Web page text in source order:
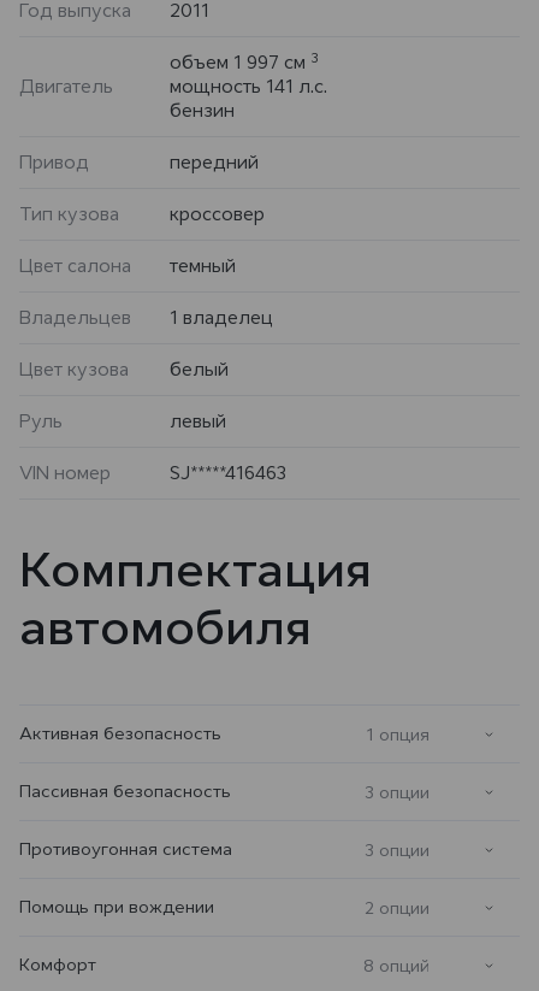
Год выпуска 2011
Двигатель
объем 1 997 см 3
мощность 141 л.с.
бензин
Привод передний
Тип кузова кроссовер
Цвет салона темный
Владельцев 1 владелец
Цвет кузова белый
Руль левый
VIN номер SJ*****416463
Комплектация
автомобиля
Активная безопасность 1 опция
Пассивная безопасность 3 опции
Противоугонная система 3 опции
Помощь при вождении 2 опции
Комфорт 8 опций